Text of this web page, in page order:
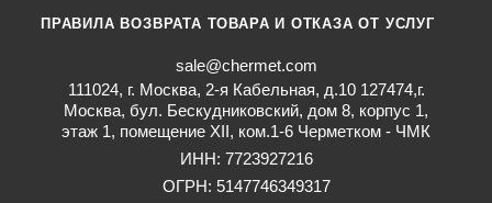
ПРАВИЛА ВОЗВРАТА ТОВАРА И ОТКАЗА ОТ УСЛУГ
sale@chermet.com
111024, г. Москва, 2-я Кабельная, д.10 127474,г.
Москва, бул. Бескудниковский, дом 8, корпус 1,
этаж 1, помещение XII, ком.1-6 Черметком - ЧМК
ИНН: 7723927216
ОГРН: 5147746349317